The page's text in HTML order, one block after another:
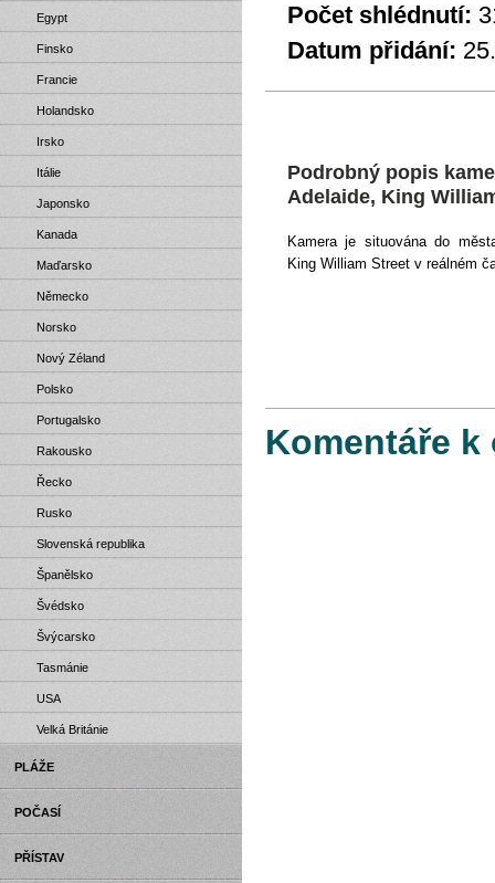
Počet shlédnutí:
Datum přidání:
Podrobný popis
Adelaide, King
Kamera je situována do
King William Street v reálném
Komentáře k
Egypt
Finsko
Francie
Holandsko
Irsko
Itálie
Japonsko
Kanada
Maďarsko
Německo
Norsko
Nový Zéland
Polsko
Portugalsko
Rakousko
Řecko
Rusko
Slovenská republika
Španělsko
Švédsko
Švýcarsko
Tasmánie
USA
Velká Británie
PLÁŽE
POČASÍ
PŘÍSTAV